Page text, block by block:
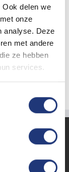
delen we
onze
analyse. Deze
met andere
ze hebben
services.